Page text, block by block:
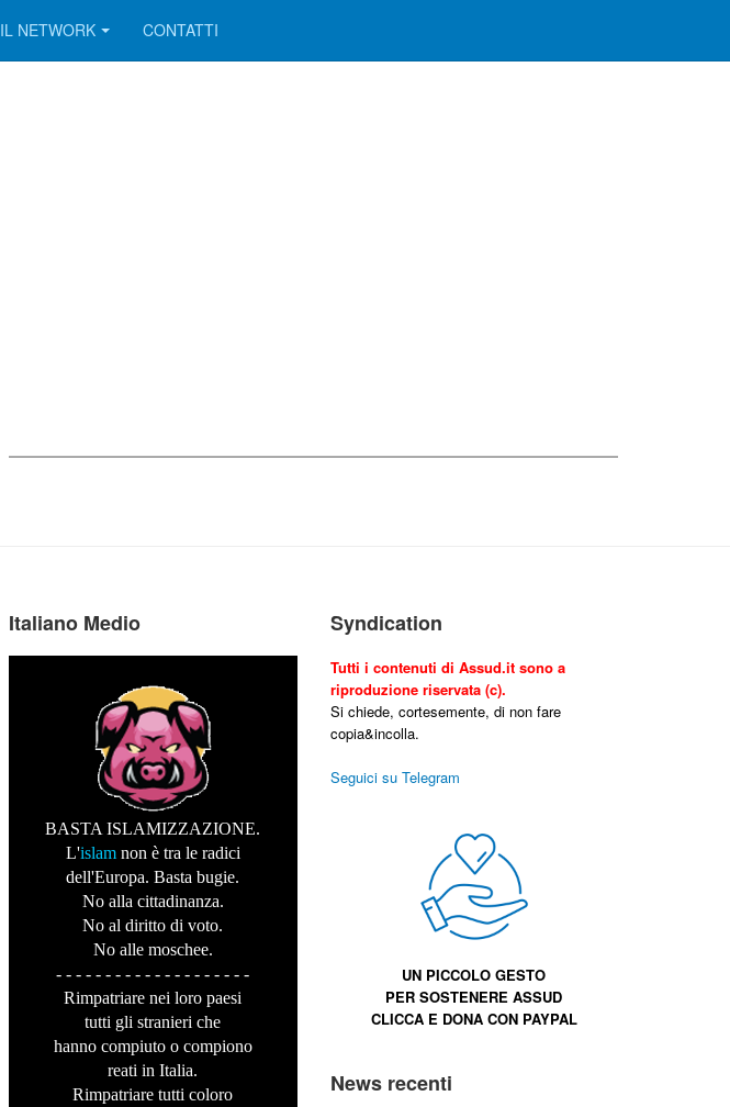
IL NETWORK CONTATTI
Italiano Medio
BASTA ISLAMIZZAZIONE.
L'islam non è tra le radici
dell'Europa. Basta bugie.
No alla cittadinanza.
No al diritto di voto.
No alle moschee.
- - - - - - - - - - - - - - - - - - - -
Rimpatriare nei loro paesi
tutti gli stranieri che
hanno compiuto o compiono
reati in Italia.
Rimpatriare tutti coloro
Syndication
Tutti i contenuti di Assud.it sono a
riproduzione riservata (c).
Si chiede, cortesemente, di non fare
copia&incolla.
Seguici su Telegram
UN PICCOLO GESTO
PER SOSTENEREASSUD
CLICCA E DONA CON PAYPAL
News recenti